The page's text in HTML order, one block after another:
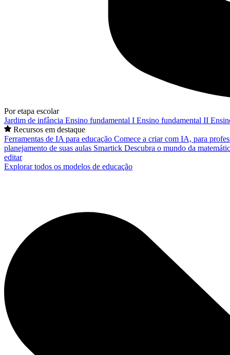
Por etapa escolar
Jardim de infância Ensino fundamental I Ensino fundamental II
Recursos em destaque
Ferramentas de IA para educação Comece a criar com IA, para
planejamento de suas aulas Smartick Descubra o mundo da
editar
Explorar todos os modelos de educação